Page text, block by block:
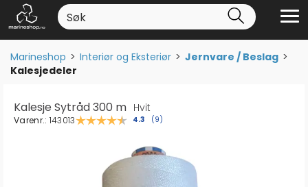
Marineshop>Interiør og Eksteriør>Jernvare / Beslag>
Kalesjedeler
Kalesje Sytråd 300 m Hvit
Varenr.: 143013 Gjennomsnittskarakter:
4.3 (stemmer:
9)